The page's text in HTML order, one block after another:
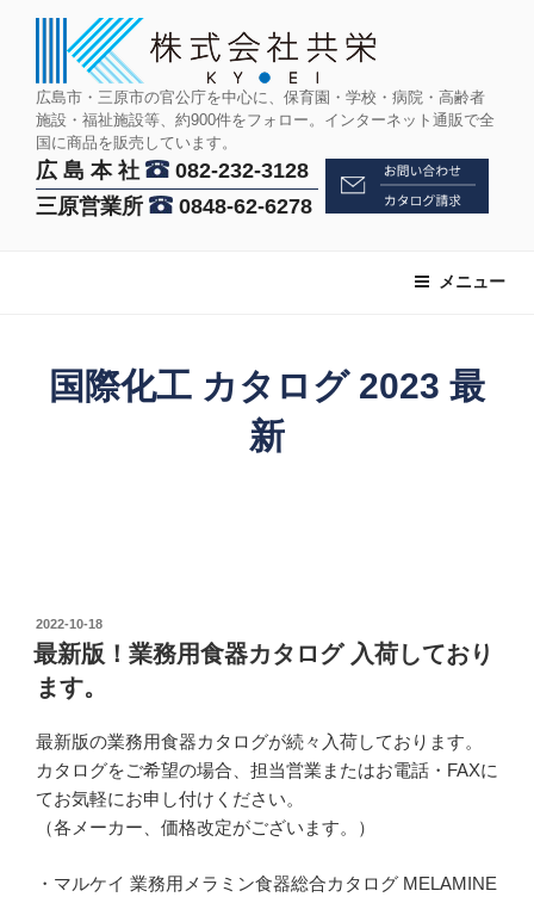
広島市・三原市の官公庁を中心に、保育園・学校・病院・高齢者
施設・福祉施設等、約900件をフォロー。インターネット通販で全
国に商品を販売しています。
広 島 本 社
082-232-3128
三原営業所
0848-62-6278
メニュー
国際化工 カタログ 2023 最
新
投
稿
日:
2022-10-18
最新版！業務用食器カタログ 入荷しており
ます。
最新版の業務用食器カタログが続々入荷しております。
カタログをご希望の場合、担当営業またはお電話・FAXに
てお気軽にお申し付けください。
（各メーカー、価格改定がございます。）
・マルケイ 業務用メラミン食器総合カタログ MELAMINE